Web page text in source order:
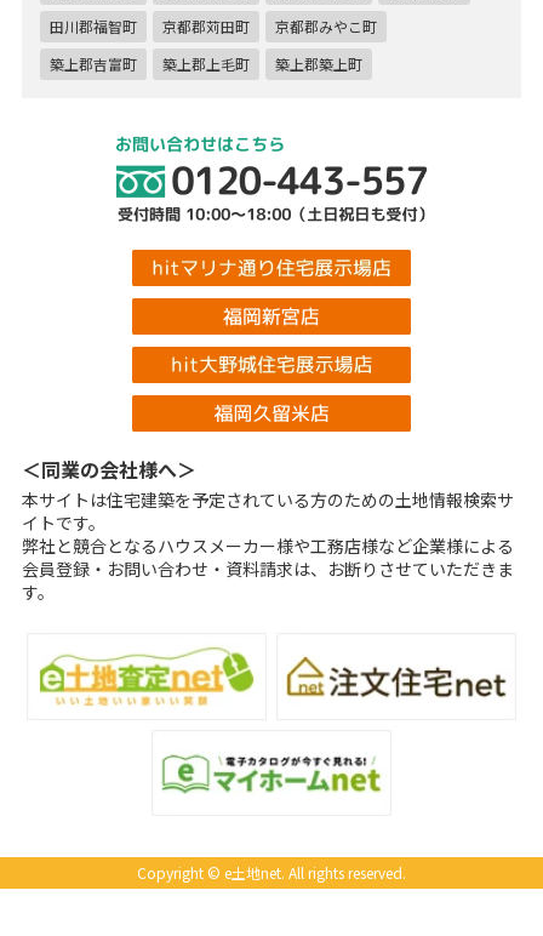
田川郡福智町
京都郡苅田町
京都郡みやこ町
築上郡吉富町
築上郡上毛町 築上郡築上町
＜同業の会社様へ＞
本サイトは住宅建築を予定されている方のための土地情報検索サ
イトです。
弊社と競合となるハウスメーカー様や工務店様など企業様による
会員登録・お問い合わせ・資料請求は、お断りさせていただきま
す。
Copyright © e土地net. All rights reserved.